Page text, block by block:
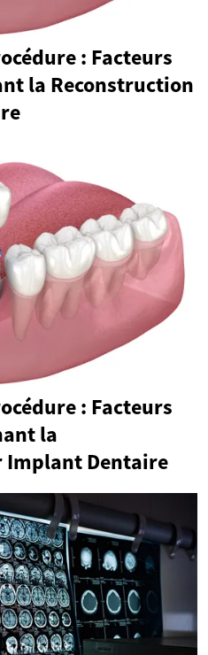
: Facteurs
la Reconstruction
: Facteurs
la
Implant Dentaire